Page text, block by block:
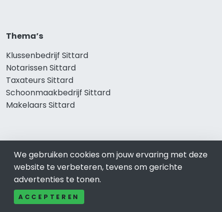
Thema’s
Klussenbedrijf Sittard
Notarissen Sittard
Taxateurs Sittard
Schoonmaakbedrijf Sittard
Makelaars Sittard
Keuken Sittard
Vca Sittard
Kledingwinkel Sittard
Website laten maken Sittard
We gebruiken cookies om jouw ervaring met deze
website te verbeteren, tevens om gerichte
advertenties te tonen.
ACCEPTEREN